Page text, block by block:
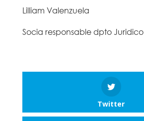
Lilliam Valenzuela
Socia responsable dpto Juridico
Twitter